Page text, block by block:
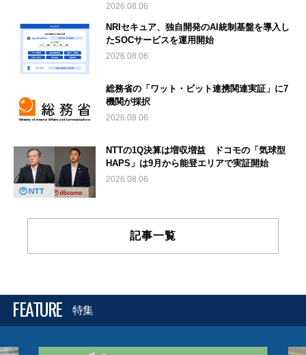
2026.08.06
NRIセキュア、独自開発のAI統制基盤を導入し
たSOCサービスを運用開始
2026.08.06
総務省の「ワット・ビット連携関連実証」に7
機関が採択
2026.08.06
NTTの1Q決算は増収増益 ドコモの「気球型
HAPS」は9月から能登エリアで実証開始
2026.08.06
記事一覧
FEATURE 特集